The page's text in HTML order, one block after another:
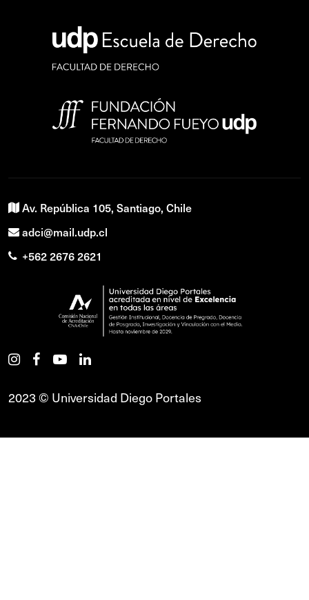
Av. República 105, Santiago, Chile
adci@mail.udp.cl
+562 2676 2621
2023 © Universidad Diego Portales